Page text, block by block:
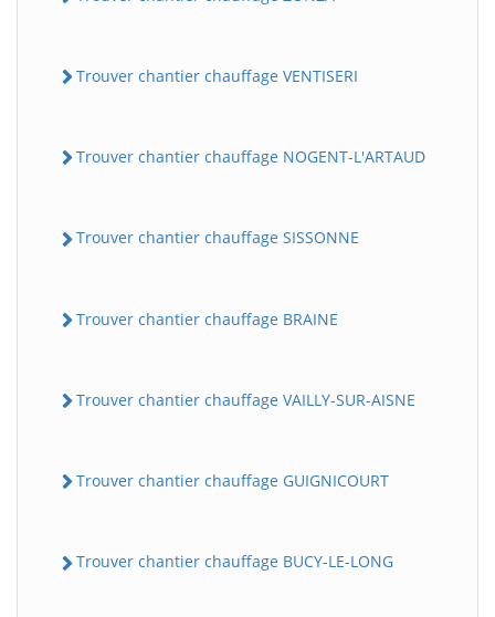
Trouver chantier chauffage VENTISERI
Trouver chantier chauffage NOGENT-L'ARTAUD
Trouver chantier chauffage SISSONNE
Trouver chantier chauffage BRAINE
Trouver chantier chauffage VAILLY-SUR-AISNE
Trouver chantier chauffage GUIGNICOURT
Trouver chantier chauffage BUCY-LE-LONG